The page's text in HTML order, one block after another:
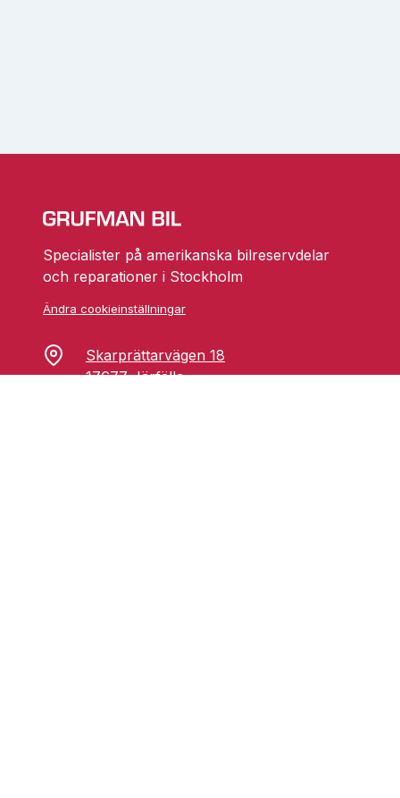
Specialister på amerikanska bilreservdelar
och reparationer i Stockholm
Ändra cookieinställningar
Skarprättarvägen 18
17677 Järfälla